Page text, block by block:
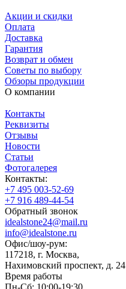
Акции и скидки
Оплата
Доставка
Гарантия
Возврат и обмен
Советы по выбору
Обзоры продукции
О компании
Контакты
Реквизиты
Отзывы
Новости
Статьи
Фотогалерея
Контакты:
+7 495 003-52-69
+7 916 489-44-54
Обратный звонок
idealstone24@mail.ru
info@idealstone.ru
Офис/шоу-рум:
117218, г. Москва,
Нахимовский проспект, д. 24
Время работы
Пн-Сб: 10:00-19:30